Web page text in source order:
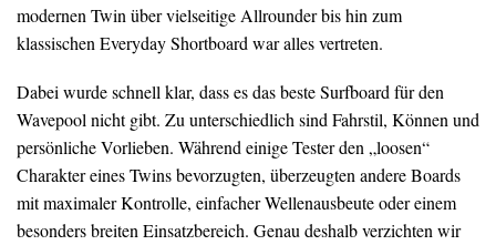
modernen Twin über vielseitige Allrounder bis hin zum
klassischen Everyday Shortboard war alles vertreten.
Dabei wurde schnell klar, dass es das beste Surfboard für den
Wavepool nicht gibt. Zu unterschiedlich sind Fahrstil, Können und
persönliche Vorlieben. Während einige Tester den „loosen“
Charakter eines Twins bevorzugten, überzeugten andere Boards
mit maximaler Kontrolle, einfacher Wellenausbeute oder einem
besonders breiten Einsatzbereich. Genau deshalb verzichten wir